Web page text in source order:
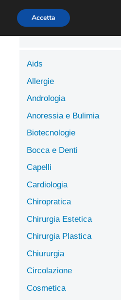
SCIENZE DELL’ALIMENTAZIONE
Aids
Allergie
Andrologia
Anoressia e Bulimia
Biotecnologie
Bocca e Denti
Capelli
Cardiologia
Chiropratica
Chirurgia Estetica
Chirurgia Plastica
Chiururgia
Circolazione
Cosmetica
Accetta